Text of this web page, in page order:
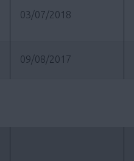
03/07/2018
09/08/2017